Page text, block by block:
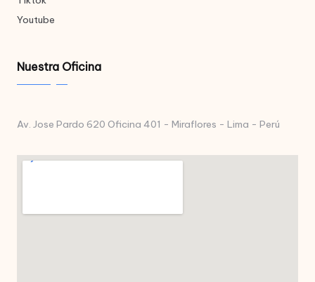
Youtube
Nuestra Oficina
Av. Jose Pardo 620 Oficina 401 - Miraflores - Lima - Perú